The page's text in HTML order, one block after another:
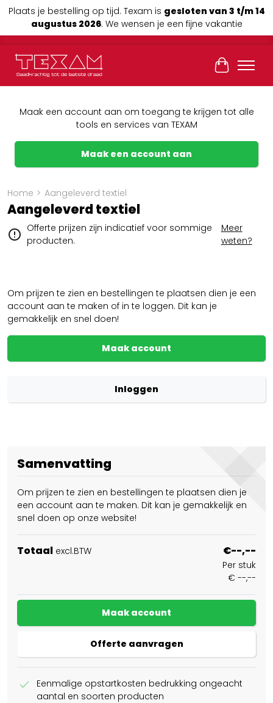
Plaats je bestelling op tijd. Texam is gesloten van 3 t/m 14
augustus 2026. We wensen je een fijne vakantie
Maak een account aan om toegang te krijgen tot alle
tools en services van TEXAM
Maak een account aan
Home > Aangeleverd textiel
Aangeleverd textiel
Offerte prijzen zijn indicatief voor sommige
producten.
Meer
weten?
Om prijzen te zien en bestellingen te plaatsen dien je een
account aan te maken of in te loggen. Dit kan je
gemakkelijk en snel doen!
Maak account
Inloggen
Samenvatting
Om prijzen te zien en bestellingen te plaatsen dien je
een account aan te maken. Dit kan je gemakkelijk en
snel doen op onze website!
Totaal excl.BTW €--,--
Per stuk
€ --,--
Maak account
Offerte aanvragen
check
Eenmalige opstartkosten bedrukking ongeacht
aantal en soorten producten